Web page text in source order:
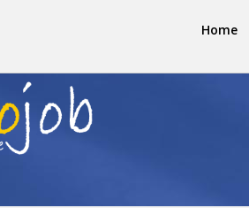
Home